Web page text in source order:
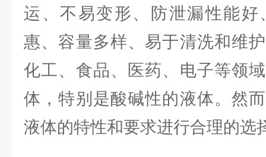
运、不易变形、防泄漏性能好
惠、容量多样、易于清洗和维
化工、食品、医药、电子等领
体，特别是酸碱性的液体。然
液体的特性和要求进行合理的选